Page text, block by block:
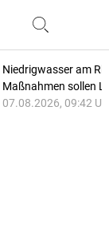
Niedrigwasser am
Maßnahmen sollen
07.08.2026, 09:42